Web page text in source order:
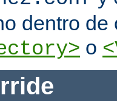
dentro de
o